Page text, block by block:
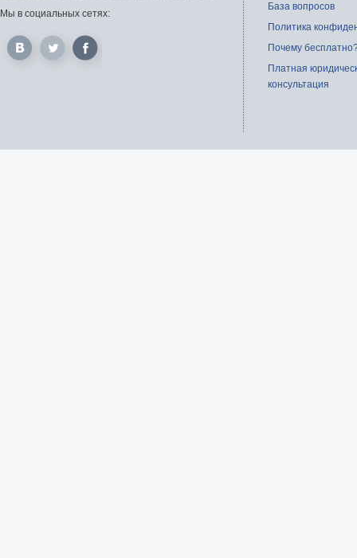
Мы в социальных сетях:
База вопросов
Политика
Почему
Платная
консультация